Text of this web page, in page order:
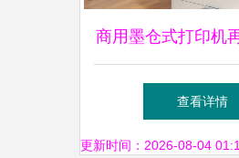
商用墨仓式打印机
造流畅办公新
查看详情
更新时间：2026-08-04